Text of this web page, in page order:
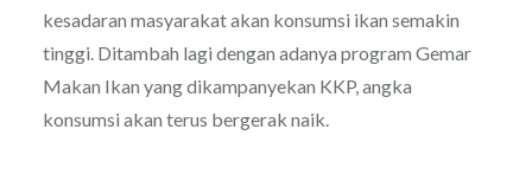
kesadaran masyarakat akan konsumsi ikan semakin
tinggi. Ditambah lagi dengan adanya program Gemar
Makan Ikan yang dikampanyekan KKP, angka
konsumsi akan terus bergerak naik.